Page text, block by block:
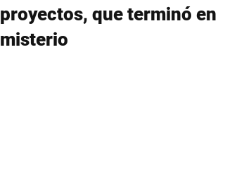
proyectos, que terminó en
misterio